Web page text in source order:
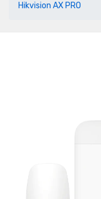
Hikvision AX PRO